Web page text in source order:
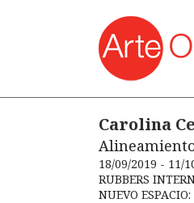
Carolina
18/09/2019 - 11/
RUBBERS
NUEVO